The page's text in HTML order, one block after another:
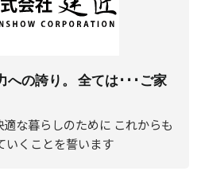
への誇り。 全ては･･･ご家
な暮らしのために これからも
いくことを誓います